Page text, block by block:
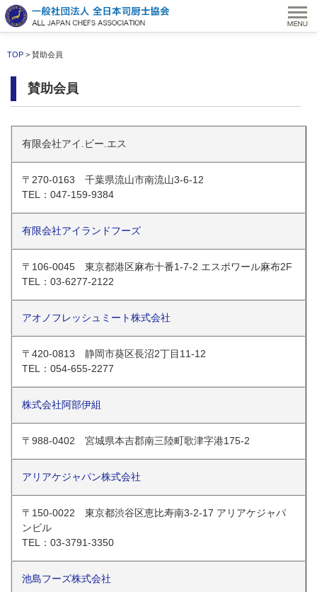
TOP > 賛助会員
賛助会員
有限会社アイ.ビー.エス
〒270-0163 千葉県流山市南流山3-6-12
TEL：047-159-9384
有限会社アイランドフーズ
〒106-0045 東京都港区麻布十番1-7-2 エスポワール麻布2F
TEL：03-6277-2122
アオノフレッシュミート株式会社
〒420-0813 静岡市葵区長沼2丁目11-12
TEL：054-655-2277
株式会社阿部伊組
〒988-0402 宮城県本吉郡南三陸町歌津字港175-2
アリアケジャパン株式会社
〒150-0022 東京都渋谷区恵比寿南3-2-17 アリアケジャパ
ンビル
TEL：03-3791-3350
池島フーズ株式会社